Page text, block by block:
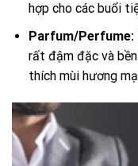
hợp cho các buổi
Parfum/Perfume:
rất đậm đặc và
thích mùi hương